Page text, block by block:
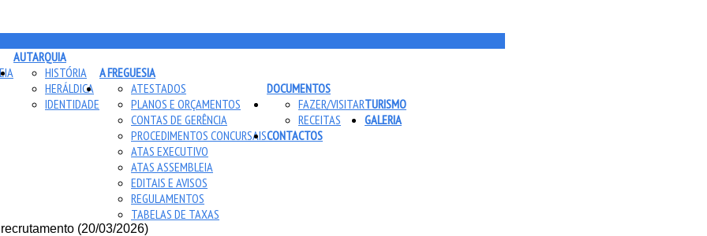
AUTARQUIA
A FREGUESIA
HISTÓRIA
HERÁLDICA
IDENTIDADE
DOCUMENTOS
ATESTADOS
PLANOS E ORÇAMENTOS
CONTAS DE GERÊNCIA
PROCEDIMENTOS CONCURSAIS
ATAS EXECUTIVO
ATAS ASSEMBLEIA
EDITAIS E AVISOS
REGULAMENTOS
TABELAS DE TAXAS
TURISMO
FAZER/VISITAR
RECEITAS
GALERIA
CONTACTOS
(20/03/2026)